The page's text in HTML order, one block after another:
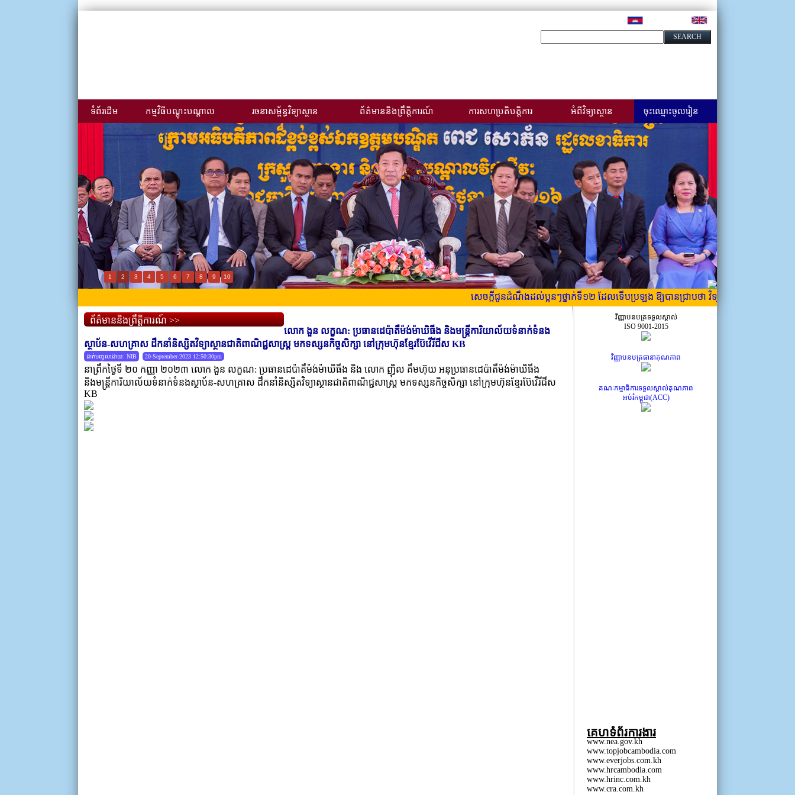
ទំព័រដើម កម្មវិធីបណ្ដុះបណ្ដាល រចនាសម្ព័ន្ធវិទ្យាស្ថាន ព័ត៌មាននិងព្រឹត្តិការណ៍ ការសហប្រតិបត្តិការ អំពីវិទ្យាស្ថាន ចុះឈ្មោះចូលរៀន
1 2 3 4 5 6 7 8 9 10
សេចក្កីជូនដំណឹងដល់ប្អូនៗថ្នាក់ទី១២ ដែលទើបប្រឡង ឱ្យបានជ្រាបថា វិទ្យាស្ថានចាប់ផ្តើមចុះឈ្មោ
ព័ត៌មាននិងព្រឹត្តិការណ៍ >>
លោក ងួន លក្ខណ: ប្រធានដេប៉ាតឺម៉ង់ម៉ាឃិធីង និងមន្រ្តីការិយាល័យទំនាក់ទំនង
ស្ថាប័ន-សហគ្រាស​ ដឹកនាំនិស្សិតវិទ្យាស្ថានជាតិពាណិជ្ជសាស្រ្ត មកទស្សនកិច្ចសិក្សា​ នៅក្រុមហ៊ុនខ្មែរ​ប៊ែវើរីជីស KB
ដាក់បញ្ចូលដោយ: NIB 20-September-2023 12:50:30pm
នាព្រឹកថ្ងៃទី ២០ កញ្ញា​ ២០២៣ លោក ងួន លក្ខណ: ប្រធានដេប៉ាតឺម៉ង់ម៉ាឃិធីង និង លោក​ ញ៉ិល​ គឹមហ៊ុយ អនុប្រធានដេប៉ាតឺម៉ង់ម៉ាឃិធីង
និងមន្រ្តីការិយាល័យទំនាក់ទំនងស្ថាប័ន-សហគ្រាស​ ដឹកនាំនិស្សិតវិទ្យាស្ថានជាតិពាណិជ្ជសាស្រ្ត មកទស្សនកិច្ចសិក្សា​ នៅក្រុមហ៊ុនខ្មែរ​ប៊ែវើរីជីស
KB
វិញ្ញាបនបត្រទទួលស្គាល់
ISO 9001-2015
វិញ្ញាបនបត្រធានាគុណភាព
គណៈកម្មាធិការទទួលស្គាល់គុណភាព
អប់រំកម្ពុជា(ACC)
គេហទំព័រការងារ
www.nea.gov.kh
www.topjobcambodia.com
www.everjobs.com.kh
www.hrcambodia.com
www.hrinc.com.kh
www.cra.com.kh